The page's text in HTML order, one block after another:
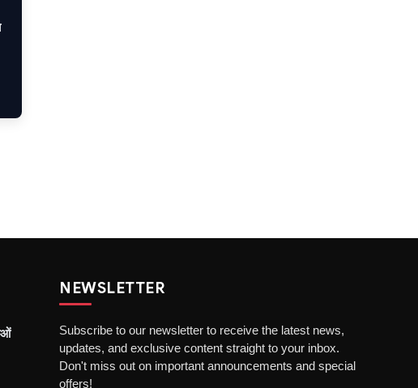
NEWSLETTER
Subscribe to our newsletter to receive the latest news,
updates, and exclusive content straight to your inbox.
Don't miss out on important announcements and special
offers!